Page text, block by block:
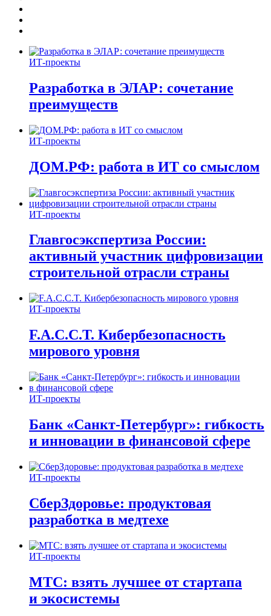
ИТ-проекты
Разработка в ЭЛАР: сочетание
преимуществ
ИТ-проекты
ДОМ.РФ: работа в ИТ со смыслом
ИТ-проекты
Главгосэкспертиза России:
активный участник цифровизации
строительной отрасли страны
ИТ-проекты
F.A.C.C.T. Кибербезопасность
мирового уровня
ИТ-проекты
Банк «Санкт-Петербург»: гибкость
и инновации в финансовой сфере
ИТ-проекты
СберЗдоровье: продуктовая
разработка в медтехе
ИТ-проекты
МТС: взять лучшее от стартапа
и экосистемы